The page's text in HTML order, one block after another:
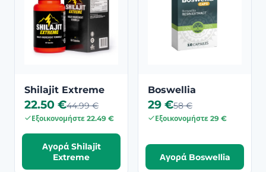
Shilajit Extreme
22.50 €44.99 €
Εξοικονομήστε 22.49 €
Αγορά Shilajit
Extreme
Boswellia
29 €58 €
Εξοικονομήστε 29 €
Αγορά Boswellia